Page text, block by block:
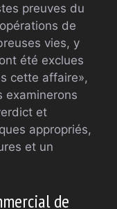
preuves du
de
vies, y
été exclues
cette affaire»,
examinerons
et
appropriés,
et un
de